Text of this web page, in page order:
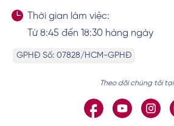
Thời gian làm việc:
Từ 8:45 đến 18:30 hàng ngày
GPHĐ Số: 07828/HCM-GPHĐ
Theo dõi chúng tôi tại